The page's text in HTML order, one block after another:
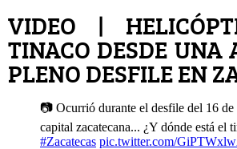
VIDEO |
TINACO DESDE UNA
PLENO DESFILE EN
📷 Ocurrió durante el desfile del 16 de
capital zacatecana... ¿Y dónde está el
#Zacatecas pic.twitter.com/